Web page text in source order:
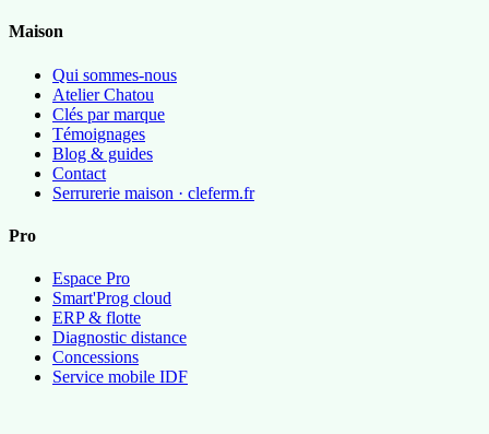
Maison
Qui sommes-nous
Atelier Chatou
Clés par marque
Témoignages
Blog & guides
Contact
Serrurerie maison · cleferm.fr
Pro
Espace Pro
Smart'Prog cloud
ERP & flotte
Diagnostic distance
Concessions
Service mobile IDF